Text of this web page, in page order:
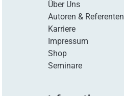
Über Uns
Autoren & Referenten
Karriere
Impressum
Shop
Seminare